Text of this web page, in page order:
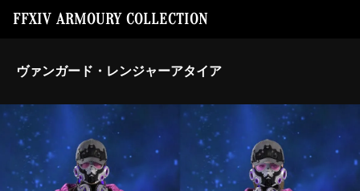
FFXIV ARMOURY COLLECTION
ヴァンガード・レンジャーアタイア